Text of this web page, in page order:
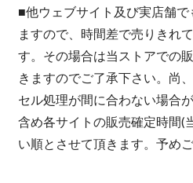
■他ウェブサイト及び実店舗で
ますので、時間差で売りきれ
す。その場合は当ストアでの
きますのでご了承下さい。尚
セル処理が間に合わない場合
含め各サイトの販売確定時間(
い順とさせて頂きます。予めご